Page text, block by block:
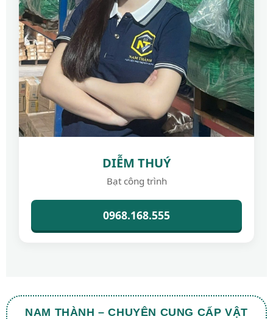
DIỄM THUÝ
Bạt công trình
0968.168.555
NAM THÀNH – CHUYÊN CUNG CẤP VẬT